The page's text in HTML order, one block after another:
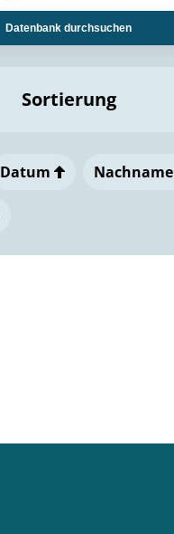
Datenbank durchsuchen
Sortierung
Datum Nachname